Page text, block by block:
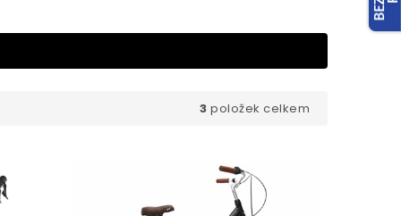
3 položek celkem